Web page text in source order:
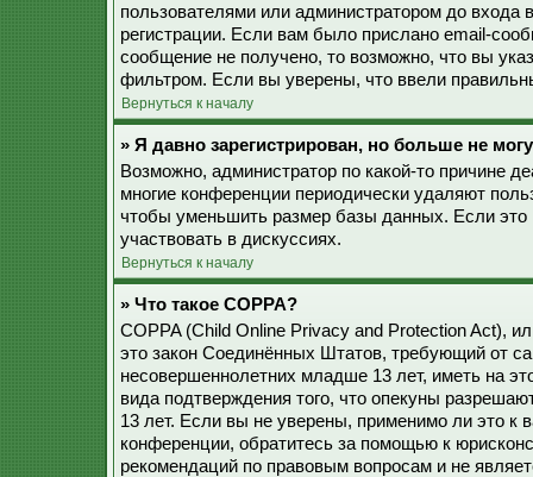
пользователями или администратором до
регистрации. Если вам было прислано email-
сообщение не получено, то возможно, что вы
фильтром. Если вы уверены, что ввели
Вернуться к началу
» Я давно зарегистрирован, но больше не
Возможно, администратор по какой-то причине
многие конференции периодически удаляют
чтобы уменьшить размер базы данных. Если это
участвовать в дискуссиях.
Вернуться к началу
» Что такое COPPA?
COPPA (Child Online Privacy and Protection Act),
это закон Соединённых Штатов, требующий от
несовершеннолетних младше 13 лет, иметь на
вида подтверждения того, что опекуны
13 лет. Если вы не уверены, применимо ли это к
конференции, обратитесь за помощью к
рекомендаций по правовым вопросам и не